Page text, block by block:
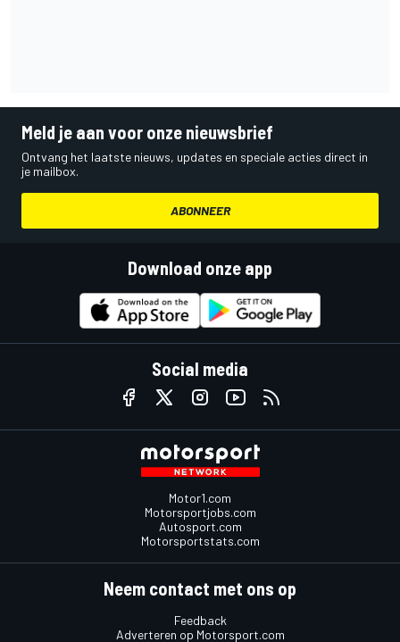
Meld je aan voor onze nieuwsbrief
Ontvang het laatste nieuws, updates en speciale acties direct in
je mailbox.
ABONNEER
Download onze app
Social media
Motor1.com
Motorsportjobs.com
Autosport.com
Motorsportstats.com
Neem contact met ons op
Feedback
Adverteren op Motorsport.com